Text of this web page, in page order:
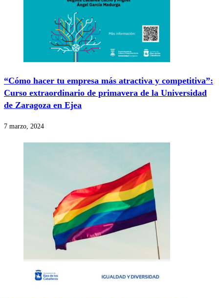
“Cómo hacer tu empresa más atractiva y competitiva”:
Curso extraordinario de primavera de la Universidad
de Zaragoza en Ejea
7 marzo, 2024